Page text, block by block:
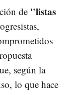
de "listas
según la
lo que hace